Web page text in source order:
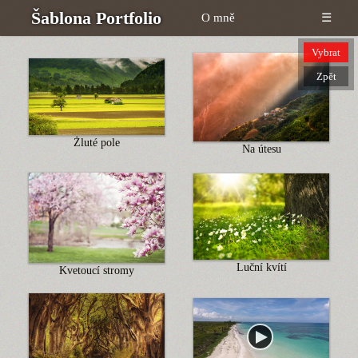
Šablona Portfolio O mně ☰
Žluté pole
Na útesu
Kvetoucí stromy Luční kvítí
Vybrat
Zpět